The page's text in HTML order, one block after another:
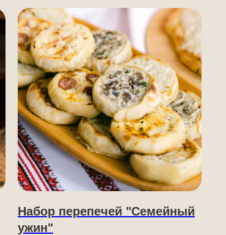
Набор перепечей "Семейный
ужин"